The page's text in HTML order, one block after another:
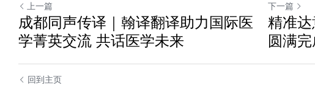
上一篇
成都同声传译｜翰译翻译助力国际医
学菁英交流 共话医学未来
下一篇
精准
圆满
回到主页